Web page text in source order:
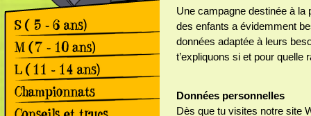
Games
Comics
Games
Comics
Games
Comics
Rétrospective le 2.
Une campagne destinée à la
des enfants a évidemment
données adaptée à leurs
t’expliquons si et pour
Données personnelles
Dès que tu visites notre site